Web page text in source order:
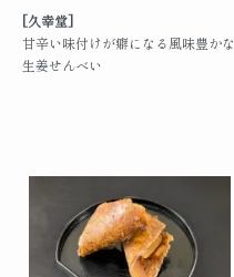
[久幸堂]
甘辛い味付けが癖になる風味豊かな
生姜せんべい